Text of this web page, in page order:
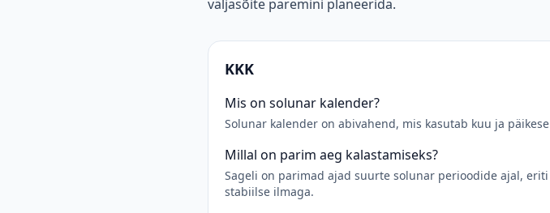
väljasõite paremini planeerida.
KKK
Mis on solunar kalender?
Solunar kalender on abivahend, mis kasutab kuu ja
Millal on parim aeg kalastamiseks?
Sageli on parimad ajad suurte solunar perioodide ajal,
stabiilse ilmaga.